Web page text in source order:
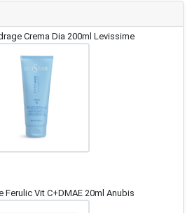
Crema Dia 200ml Levissime
Ferulic Vit C+DMAE 20ml Anubis